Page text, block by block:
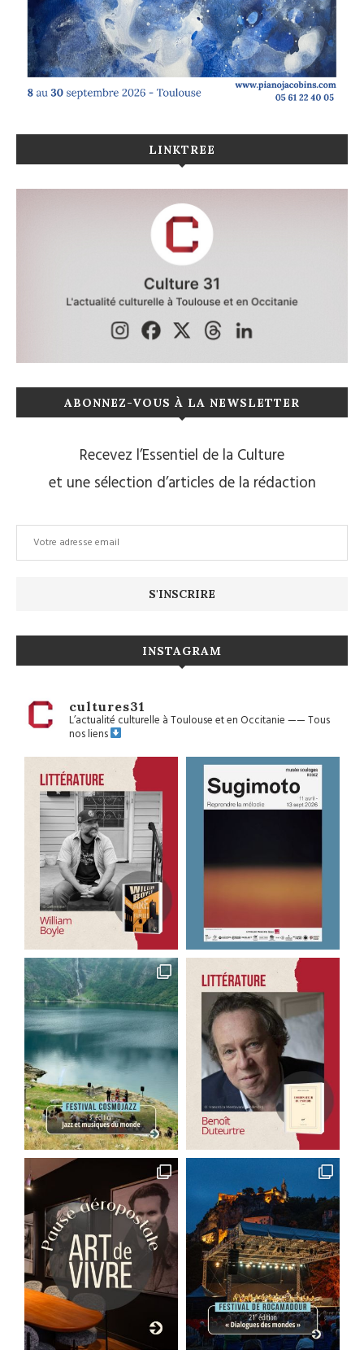
LINKTREE
ABONNEZ-VOUS À LA NEWSLETTER
Recevez l’Essentiel de la Culture
et une sélection d’articles de la rédaction
INSTAGRAM
cultures31
L’actualité culturelle à Toulouse et en Occitanie——Tous
nos liens